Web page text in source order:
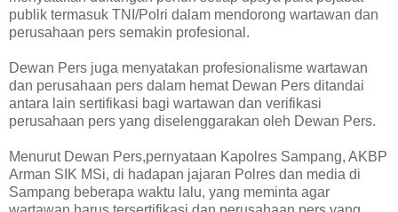
publik termasuk TNI/Polri dalam mendorong wartawan dan
perusahaan pers semakin profesional.
Dewan Pers juga menyatakan profesionalisme wartawan
dan perusahaan pers dalam hemat Dewan Pers ditandai
antara lain sertifikasi bagi wartawan dan verifikasi
perusahaan pers yang diselenggarakan oleh Dewan Pers.
Menurut Dewan Pers,pernyataan Kapolres Sampang, AKBP
Arman SIK MSi, di hadapan jajaran Polres dan media di
Sampang beberapa waktu lalu, yang meminta agar